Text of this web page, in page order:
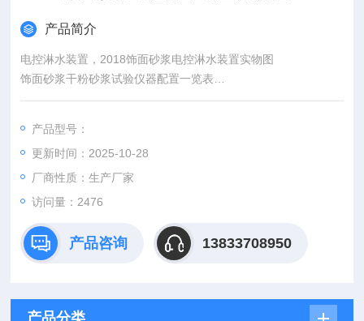
产品简介
电控淋水装置，2018饰面砂浆电控淋水装置实物图
饰面砂浆干粉砂浆试验仪器配置一览表
饰面砂浆抗泛碱性试验---电控淋水装置 JC/T 1024—2007电控淋
电控淋水装置依据JC/T 1024—2007《墙体饰面砂浆》标准要求
生产具有自动定时喷淋装置，结构简单，方便实用。
产品型号：
更新时间：2025-10-28
厂商性质：生产厂家
访问量：2476
产品咨询 13833708950
产品分类